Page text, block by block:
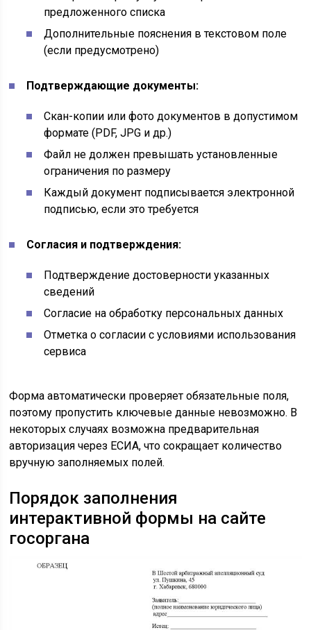
предложенного списка
Дополнительные пояснения в текстовом поле
(если предусмотрено)
Подтверждающие документы:
Скан-копии или фото документов в допустимом
формате (PDF, JPG и др.)
Файл не должен превышать установленные
ограничения по размеру
Каждый документ подписывается электронной
подписью, если это требуется
Согласия и подтверждения:
Подтверждение достоверности указанных
сведений
Согласие на обработку персональных данных
Отметка о согласии с условиями использования
сервиса
Форма автоматически проверяет обязательные поля,
поэтому пропустить ключевые данные невозможно. В
некоторых случаях возможна предварительная
авторизация через ЕСИА, что сокращает количество
вручную заполняемых полей.
Порядок заполнения
интерактивной формы на сайте
госоргана